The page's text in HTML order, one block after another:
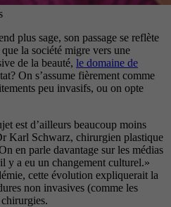
plus sage, son passage se reflète
la société migre vers une
de la beauté, le domaine de
On s’assume fièrement comme
peu invasifs, ou on opte
est d’ailleurs beaucoup moins
Karl Schwarz, chirurgien plastique
en parle davantage sur les médias
y a eu un changement culturel.»
cette évolution expliquerait la
non invasives (comme les